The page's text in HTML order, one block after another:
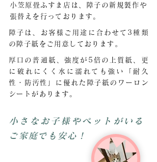
小笠原畳ふすま店は、障子の新規製作や
張替えを行っております。
障子は、お客様ご用途に合わせて3種類
の障子紙をご用意しております。
厚口の普通紙、強度が5倍の上質紙、更
に破れにくく水に濡れても強い「耐久
性・防汚性」に優れた障子紙のワーロン
シートがあります。
小さなお子様やペットがいる
ご家庭でも安心！